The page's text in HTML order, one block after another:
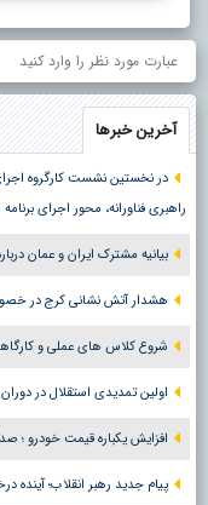
آخرین خبرها
در نخستین نشست کارگروه
راهبری فناورانه، محور اجرای
بیانیه مشترک ایران و عمان
هشدار آتش نشانی کرج در
شروع کلاس های عملی و
اولین تمدیدی استقلال در
افزایش یکباره قیمت خودرو ؛
پیام جدید رهبر انقلاب؛